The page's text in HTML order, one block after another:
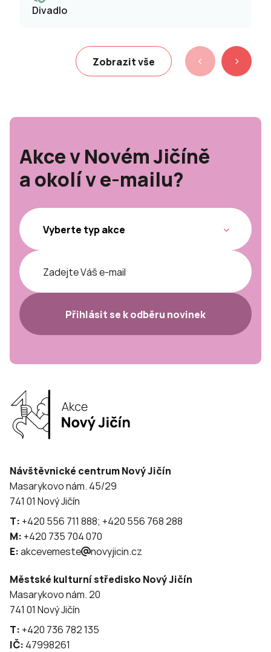
Divadlo
Zobrazit vše
Akce v Novém Jičíně
a okolí v e-mailu?
Přihlásit se k odběru novinek
Návštěvnické centrum Nový Jičín
Masarykovo nám. 45/29
741 01 Nový Jičín
T: +420 556 711 888; +420 556 768 288
M: +420 735 704 070
E:akcevemeste novyjicin.cz
Městské kulturní středisko Nový Jičín
Masarykovo nám. 20
741 01 Nový Jičín
T: +420 736 782 135
IČ: 47998261